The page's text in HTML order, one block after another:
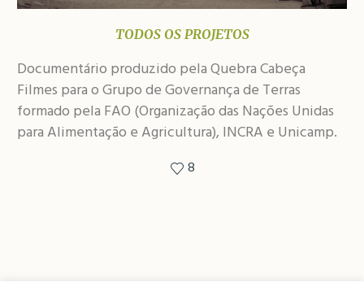
TODOS OS PROJETOS
Documentário produzido pela Quebra Cabeça
Filmes para o Grupo de Governança de Terras
formado pela FAO (Organização das Nações Unidas
para Alimentação e Agricultura), INCRA e Unicamp.
8